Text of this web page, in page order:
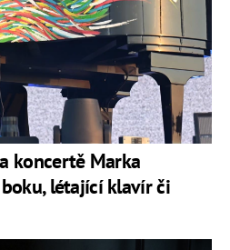
koncertě Marka
létající klavír či